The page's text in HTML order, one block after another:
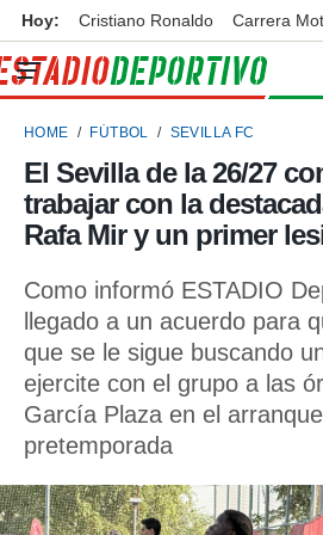
de
por
para
la
que se
calidad.
las
y
forma
digital
Hoy: Cristiano Ronaldo Carrera
HOME FÚTBOL SEVILLA FC
El Sevilla de la 26/27
trabajar con la
Rafa Mir y un primer
Como informó ESTADIO
llegado a un acuerdo para
que se le sigue buscando
ejercite con el grupo a las
García Plaza en el
pretemporada